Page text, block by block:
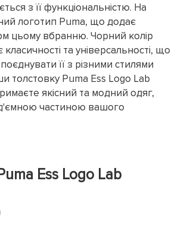
з її функціональністю. На
логотип Puma, що додає
цьому вбранню. Чорний колір
та універсальності, що
її з різними стилями
толстовку Puma Ess Logo Lab
якісний та модний одяг,
частиною вашого
Ess Logo Lab